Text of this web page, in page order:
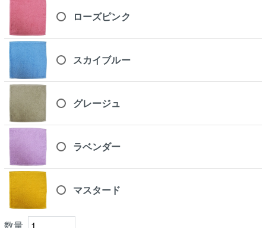
ローズピンク
スカイブルー
グレージュ
ラベンダー
マスタード